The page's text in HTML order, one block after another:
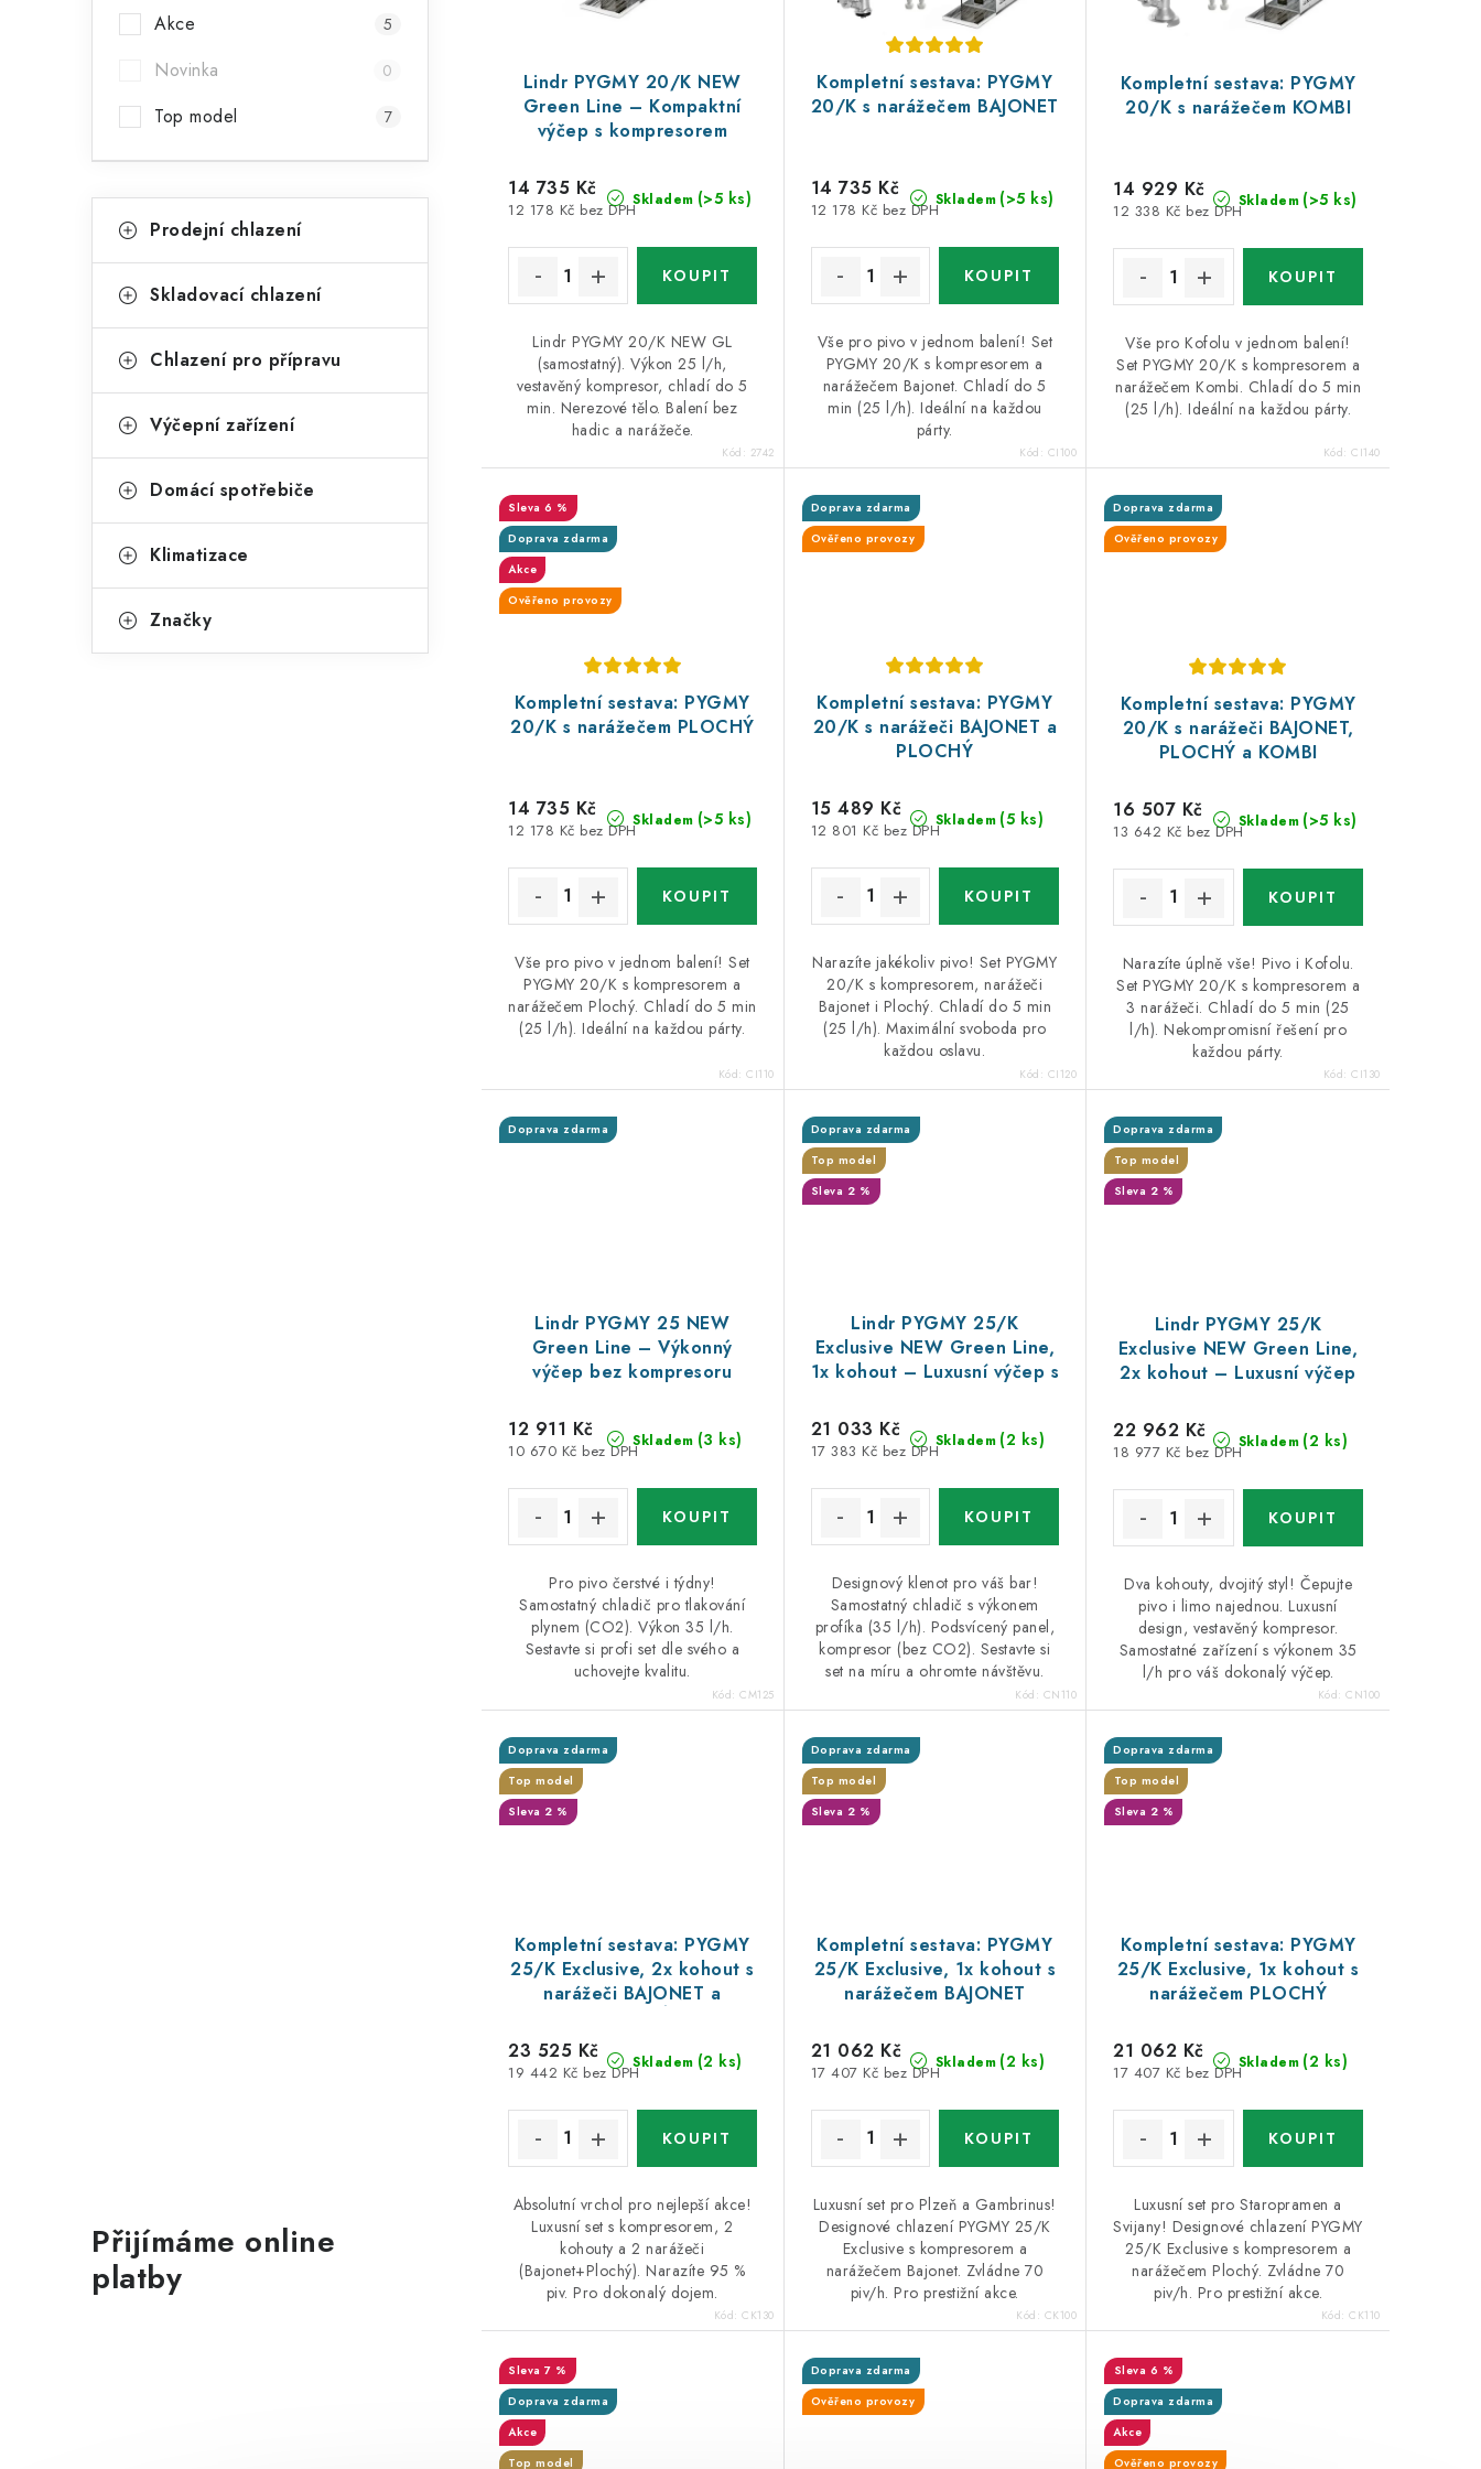
a
n
e
Akce 5
Novinka 0
Top model 7
kategorie
a
e
o
i
Prodejní chlazení
Skladovací chlazení
Chlazení pro přípravu
Výčepní zařízení
Domácí spotřebiče
Klimatizace
Značky
Přijímáme online
platby
r
o
u
k
t
ů
Lindr PYGMY 20/K NEW
Green Line – Kompaktní
výčep s kompresorem
Skladem (>5 ks)
12 178 Kč bez DPH
14 735 Kč
Lindr PYGMY 20/K NEW GL
(samostatný). Výkon 25 l/h,
vestavěný kompresor, chladí do 5
min. Nerezové tělo. Balení bez
hadic a narážeče.
Kód: 2742
Kompletní sestava: PYGMY
20/K s narážečem BAJONET
Skladem (>5 ks)
12 178 Kč bez DPH
14 735 Kč
Vše pro pivo v jednom balení! Set
PYGMY 20/K s kompresorem a
narážečem Bajonet. Chladí do 5
min (25 l/h). Ideální na každou
párty.
Kód: CI100
Kompletní sestava: PYGMY
20/K s narážečem KOMBI
Skladem (>5 ks)
12 338 Kč bez DPH
14 929 Kč
Vše pro Kofolu v jednom balení!
Set PYGMY 20/K s kompresorem a
narážečem Kombi. Chladí do 5 min
(25 l/h). Ideální na každou párty.
Kód:CI140
Kompletní sestava: PYGMY
20/K s narážečem PLOCHÝ
6 %
Doprava zdarma
Akce
Ověřeno provozy
Skladem (>5 ks)
12 178 Kč bez DPH
14 735 Kč
Vše pro pivo v jednom balení! Set
PYGMY 20/K s kompresorem a
narážečem Plochý. Chladí do 5 min
(25 l/h). Ideální na každou párty.
Kód:CI110
Kompletní sestava: PYGMY
20/K s narážeči BAJONET a
PLOCHÝ
Doprava zdarma
Ověřeno provozy
Skladem (5 ks)
12 801 Kč bez DPH
15 489 Kč
Narazíte jakékoliv pivo! Set PYGMY
20/K s kompresorem, narážeči
Bajonet i Plochý. Chladí do 5 min
(25 l/h). Maximální svoboda pro
každou oslavu.
Kód: CI120
Kompletní sestava: PYGMY
20/K s narážeči BAJONET,
PLOCHÝ a KOMBI
Doprava zdarma
Ověřeno provozy
Skladem (>5 ks)
13 642 Kč bez DPH
16 507 Kč
Narazíte úplně vše! Pivo i Kofolu.
Set PYGMY 20/K s kompresorem a
3 narážeči. Chladí do 5 min (25
l/h). Nekompromisní řešení pro
každou párty.
Kód:CI130
Lindr PYGMY 25 NEW
Green Line – Výkonný
výčep bez kompresoru
Doprava zdarma
Skladem (3 ks)
10 670 Kč bez DPH
12 911 Kč
Pro pivo čerstvé i týdny!
Samostatný chladič pro tlakování
plynem (CO2). Výkon 35 l/h.
Sestavte si profi set dle svého a
uchovejte kvalitu.
Kód:CM125
Lindr PYGMY 25/K
Exclusive NEW Green Line,
1x kohout – Luxusní výčep s
Doprava zdarma
Top model
Sleva 2 %
Skladem (2 ks)
17 383 Kč bez DPH
21 033 Kč
Designový klenot pro váš bar!
Samostatný chladič s výkonem
profíka (35 l/h). Podsvícený panel,
kompresor (bez CO2). Sestavte si
set na míru a ohromte návštěvu.
Kód: CN110
Lindr PYGMY 25/K
Exclusive NEW Green Line,
2x kohout – Luxusní výčep
Doprava zdarma
Top model
Sleva 2 %
Skladem (2 ks)
18 977 Kč bez DPH
22 962 Kč
Dva kohouty, dvojitý styl! Čepujte
pivo i limo najednou. Luxusní
design, vestavěný kompresor.
Samostatné zařízení s výkonem 35
l/h pro váš dokonalý výčep.
Kód:CN100
Kompletní sestava: PYGMY
25/K Exclusive, 2x kohout s
narážeči BAJONET a
Doprava zdarma
Top model
Sleva 2 %
Skladem (2 ks)
19 442 Kč bez DPH
23 525 Kč
Absolutní vrchol pro nejlepší akce!
Luxusní set s kompresorem, 2
kohouty a 2 narážeči
(Bajonet+Plochý). Narazíte 95 %
piv. Pro dokonalý dojem.
Kód:CK130
Kompletní sestava: PYGMY
25/K Exclusive, 1x kohout s
narážečem BAJONET
Doprava zdarma
Top model
Sleva 2 %
Skladem (2 ks)
17 407 Kč bez DPH
21 062 Kč
Luxusní set pro Plzeň a Gambrinus!
Designové chlazení PYGMY 25/K
Exclusive s kompresorem a
narážečem Bajonet. Zvládne 70
piv/h. Pro prestižní akce.
Kód: CK100
Kompletní sestava: PYGMY
25/K Exclusive, 1x kohout s
narážečem PLOCHÝ
Doprava zdarma
Top model
Sleva 2 %
Skladem (2 ks)
17 407 Kč bez DPH
21 062 Kč
Luxusní set pro Staropramen a
Svijany! Designové chlazení PYGMY
25/K Exclusive s kompresorem a
narážečem Plochý. Zvládne 70
piv/h. Pro prestižní akce.
Kód:CK110
7 %
Doprava zdarma
Akce
Top model
Doprava zdarma
Ověřeno provozy
6 %
Doprava zdarma
Akce
Ověřeno provozy